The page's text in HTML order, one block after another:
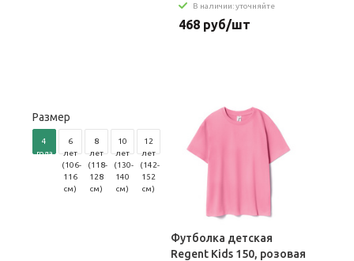
В наличии: уточняйте
468 руб/шт
Размер
4
года
6
лет
(106-
116
см)
8
лет
(118-
128
см)
10
лет
(130-
140
см)
12
лет
(142-
152
см)
Футболка детская
Regent Kids 150, розовая